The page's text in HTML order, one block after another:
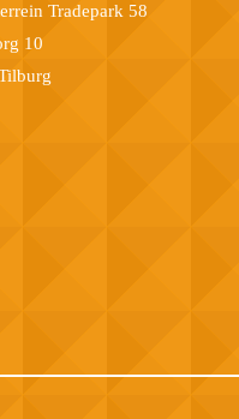
Tradepark 58
10